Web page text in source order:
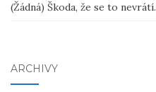
(Žádná) Škoda, že se to nevrátí.
ARCHIVY